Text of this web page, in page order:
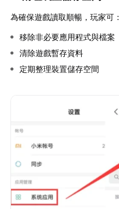
為確保遊戲讀取順暢，玩家可：
移除非必要應用程式與檔案
清除遊戲暫存資料
定期整理裝置儲存空間